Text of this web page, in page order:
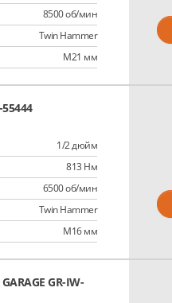
8500 об/мин
Twin Hammer
M21 мм
1/2 дюйм
813 Нм
6500 об/мин
Twin Hammer
M16 мм
GR-IW-